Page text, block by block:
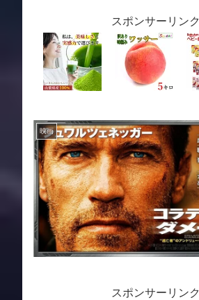
スポンサーリンク
映画
スポンサーリンク